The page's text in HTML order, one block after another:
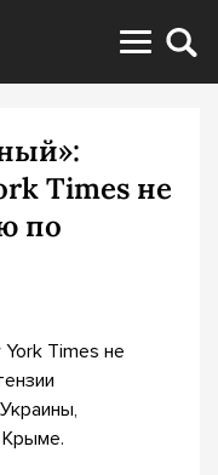
Times не
по
Times не
Крыме.